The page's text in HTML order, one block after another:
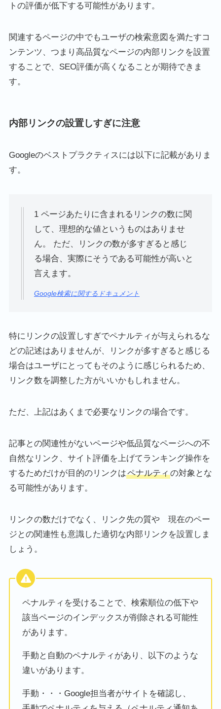
トの評価が低下する可能性があります。
関連するページの中でもユーザの検索意図を満たすコ
ンテンツ、つまり高品質なページの内部リンクを設置
することで、SEO評価が高くなることが期待できま
す。
内部リンクの設置しすぎに注意
Googleのベストプラクティスには以下に記載がありま
す。
1 ページあたりに含まれるリンクの数に関
して、理想的な値というものはありませ
ん。 ただ、リンクの数が多すぎると感じ
る場合、実際にそうである可能性が高いと
言えます。
Google検索に関するドキュメント
特にリンクの設置しすぎでペナルティが与えられるな
どの記述はありませんが、リンクが多すぎると感じる
場合はユーザにとってもそのように感じられるため、
リンク数を調整した方がいいかもしれません。
ただ、上記はあくまで必要なリンクの場合です。
記事との関連性がないページや低品質なページへの不
自然なリンク、サイト評価を上げてランキング操作を
するためだけが目的のリンクはペナルティの対象とな
る可能性があります。
リンクの数だけでなく、リンク先の質や 現在のペー
ジとの関連性も意識した適切な内部リンクを設置しま
しょう。
ペナルティを受けることで、検索順位の低下や
該当ページのインデックスが削除される可能性
があります。
手動と自動のペナルティがあり、以下のような
違いがあります。
手動・・・Google担当者がサイトを確認し、